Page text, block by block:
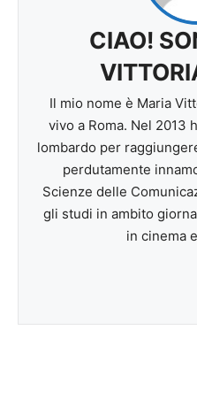
CIAO!
Il mio nome è Maria
vivo a Roma. Nel 2013
lombardo per
perdutamente
Scienze delle
gli studi in ambito
in cinema